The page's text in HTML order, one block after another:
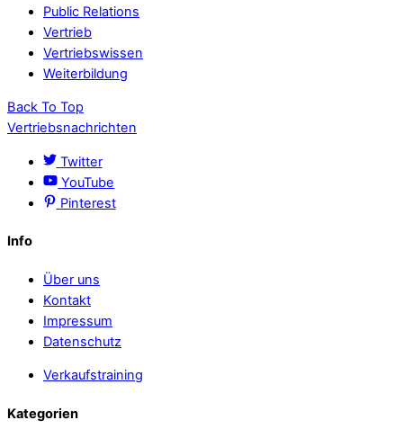
Public Relations
Vertrieb
Vertriebswissen
Weiterbildung
Back To Top
Vertriebsnachrichten
Twitter
YouTube
Pinterest
Info
Über uns
Kontakt
Impressum
Datenschutz
Verkaufstraining
Kategorien